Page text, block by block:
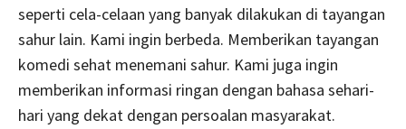
seperti cela-celaan yang banyak dilakukan di tayangan
sahur lain. Kami ingin berbeda. Memberikan tayangan
komedi sehat menemani sahur. Kami juga ingin
memberikan informasi ringan dengan bahasa sehari-
hari yang dekat dengan persoalan masyarakat.